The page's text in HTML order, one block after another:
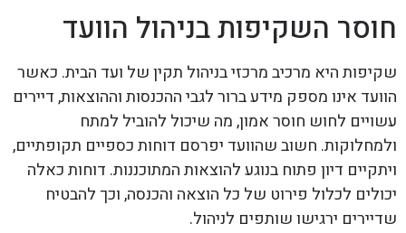
חוסר השקיפות בניהול הוועד
שקיפות היא מרכיב מרכזי בניהול תקין של ועד הבית. כאשר
הוועד אינו מספק מידע ברור לגבי ההכנסות וההוצאות, דיירים
עשויים לחוש חוסר אמון, מה שיכול להוביל למתח
ולמחלוקות. חשוב שהוועד יפרסם דוחות כספיים תקופתיים,
ויתקיים דיון פתוח בנוגע להוצאות המתוכננות. דוחות כאלה
יכולים לכלול פירוט של כל הוצאה והכנסה, וכך להבטיח
שדיירים ירגישו שותפים לניהול.